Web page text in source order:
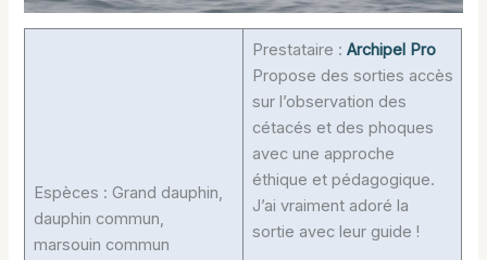
Espèces : Grand dauphin,
dauphin commun,
marsouin commun
Prestataire : Archipel Pro
Propose des sorties accès
sur l’observation des
cétacés et des phoques
avec une approche
éthique et pédagogique.
J’ai vraiment adoré la
sortie avec leur guide !